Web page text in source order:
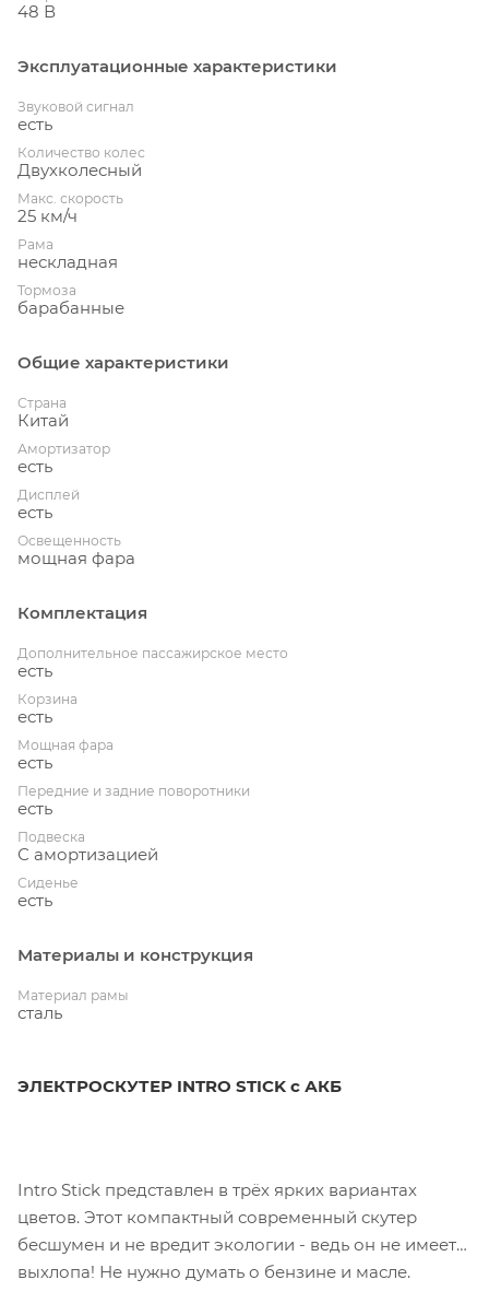
48 В
Эксплуатационные характеристики
Звуковой сигнал
есть
Количество колес
Двухколесный
Макс. скорость
25 км/ч
Рама
нескладная
Тормоза
барабанные
Общие характеристики
Страна
Китай
Амортизатор
есть
Дисплей
есть
Освещенность
мощная фара
Комплектация
Дополнительное пассажирское место
есть
Корзина
есть
Мощная фара
есть
Передние и задние поворотники
есть
Подвеска
С амортизацией
Сиденье
есть
Материалы и конструкция
Материал рамы
сталь
ЭЛЕКТРОСКУТЕР INTRO STICK с АКБ
Intro Stick представлен в трёх ярких вариантах
цветов. Этот компактный современный скутер
бесшумен и не вредит экологии - ведь он не имеет
выхлопа! Не нужно думать о бензине и масле.